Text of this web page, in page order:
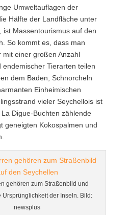
Umweltauflagen der
Hälfte der Landfläche unter
ist Massentourismus auf den
So kommt es, dass man
einer großen Anzahl
Tierarten teilen
dem Baden, Schnorcheln
Einheimischen
vieler Seychellois ist
Digue-Buchten zählende
geneigten Kokospalmen und
gehören zum Straßenbild und
Ursprünglichkeit der Inseln. Bild:
newsplus